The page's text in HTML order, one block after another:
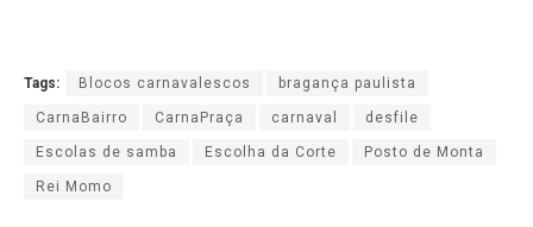
Tags: Blocos carnavalescos bragança paulista
CarnaBairro CarnaPraça carnaval desfile
Escolas de samba Escolha da Corte Posto de Monta
Rei Momo